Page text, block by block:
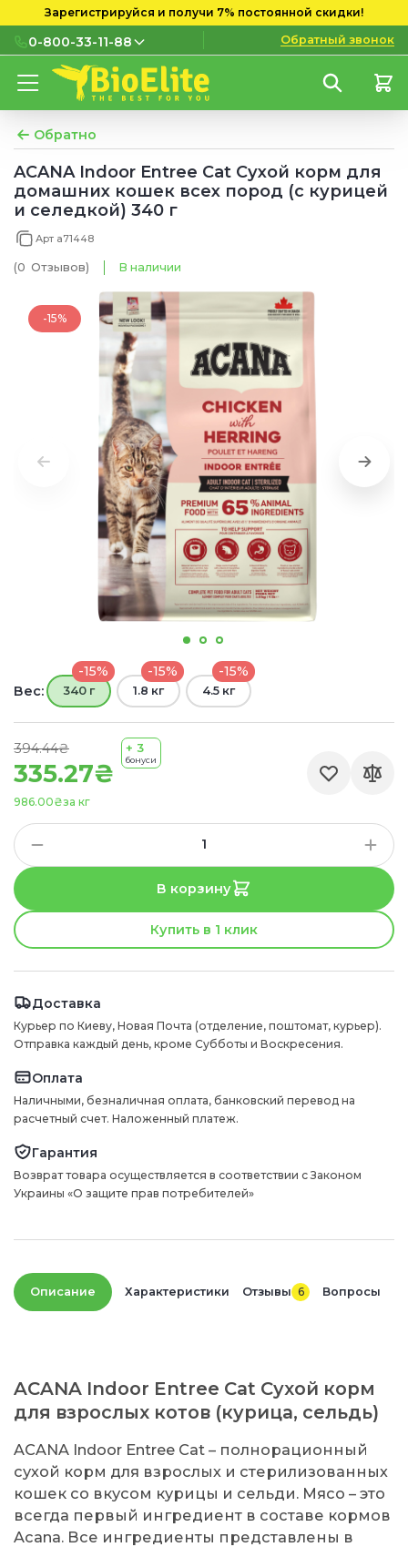
Зарегистрируйся и получи 7% постоянной скидки!
0-800-33-11-88
0-800-33-11-88
мобильных номеров
(097) 133 11 88
(095) 133 11 88
(073) 133 11 88
Обратный звонок
Обратно
ACANA Indoor Entree Cat Сухой корм для
домашних кошек всех пород (с курицей
и селедкой) 340 г
Арт a71448
(0 Отзывов) В наличии
-15%
335.27₴
394.44₴
за кг
986.00₴
+ 3
бонуси
Вес:
-15%
340 г
-15%
1.8 кг
-15%
4.5 кг
В корзину
Купить в 1 клик
Доставка
Курьер по Киеву, Новая Почта (отделение, поштомат, курьер).
Отправка каждый день, кроме Субботы и Воскресения.
Оплата
Наличными, безналичная оплата, банковский перевод на
расчетный счет. Наложенный платеж.
Гарантия
Возврат товара осуществляется в соответствии с Законом
Украины «О защите прав потребителей»
Описание Характеристики Отзывы 6 Вопросы
ACANA Indoor Entree Cat Сухой корм
для взрослых котов (курица, сельдь)
ACANA Indoor Entree Cat – полнорационный
сухой корм для взрослых и стерилизованных
кошек со вкусом курицы и сельди. Мясо – это
всегда первый ингредиент в составе кормов
Acana. Все ингредиенты представлены в